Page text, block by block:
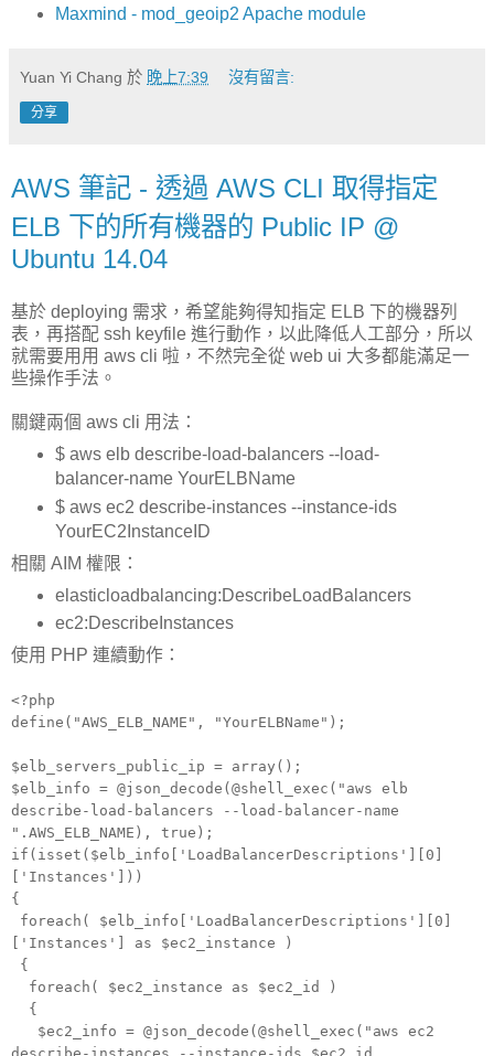
Maxmind - mod_geoip2 Apache module
Yuan Yi Chang 於 晚上7:39 沒有留言:
分享
AWS 筆記 - 透過 AWS CLI 取得指定
ELB 下的所有機器的 Public IP @
Ubuntu 14.04
基於 deploying 需求，希望能夠得知指定 ELB 下的機器列
表，再搭配 ssh keyfile 進行動作，以此降低人工部分，所以
就需要用用 aws cli 啦，不然完全從 web ui 大多都能滿足一
些操作手法。
關鍵兩個 aws cli 用法：
$ aws elb describe-load-balancers --load-
balancer-name YourELBName
$ aws ec2 describe-instances --instance-ids
YourEC2InstanceID
相關 AIM 權限：
elasticloadbalancing:DescribeLoadBalancers
ec2:DescribeInstances
使用 PHP 連續動作：
<?php
define("AWS_ELB_NAME", "YourELBName");
$elb_servers_public_ip = array();
$elb_info = @json_decode(@shell_exec("aws elb
describe-load-balancers --load-balancer-name
".AWS_ELB_NAME), true);
if(isset($elb_info['LoadBalancerDescriptions'][0]
['Instances']))
{
foreach( $elb_info['LoadBalancerDescriptions'][0]
['Instances'] as $ec2_instance )
{
foreach( $ec2_instance as $ec2_id )
{
$ec2_info = @json_decode(@shell_exec("aws ec2